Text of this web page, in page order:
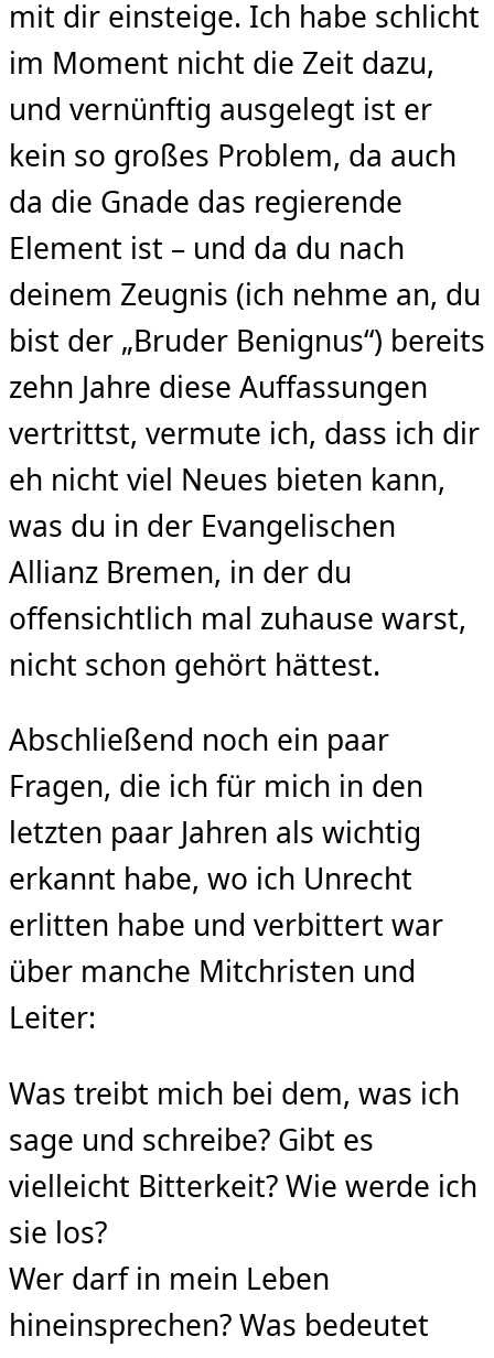
mit dir einsteige. Ich habe schlicht
im Moment nicht die Zeit dazu,
und vernünftig ausgelegt ist er
kein so großes Problem, da auch
da die Gnade das regierende
Element ist – und da du nach
deinem Zeugnis (ich nehme an, du
bist der „Bruder Benignus“) bereits
zehn Jahre diese Auffassungen
vertrittst, vermute ich, dass ich dir
eh nicht viel Neues bieten kann,
was du in der Evangelischen
Allianz Bremen, in der du
offensichtlich mal zuhause warst,
nicht schon gehört hättest.
Abschließend noch ein paar
Fragen, die ich für mich in den
letzten paar Jahren als wichtig
erkannt habe, wo ich Unrecht
erlitten habe und verbittert war
über manche Mitchristen und
Leiter:
Was treibt mich bei dem, was ich
sage und schreibe? Gibt es
vielleicht Bitterkeit? Wie werde ich
sie los?
Wer darf in mein Leben
hineinsprechen? Was bedeutet